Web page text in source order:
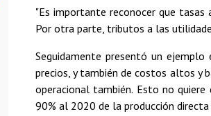
"Es importante reconocer que
Por otra parte, tributos a las
Seguidamente presentó un
precios, y también de costos altos y
operacional también. Esto no
90% al 2020 de la producción